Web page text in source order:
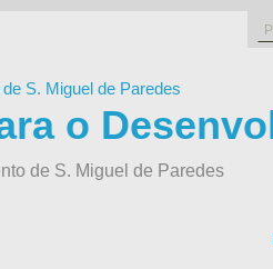
o
de S. Miguel de Paredes